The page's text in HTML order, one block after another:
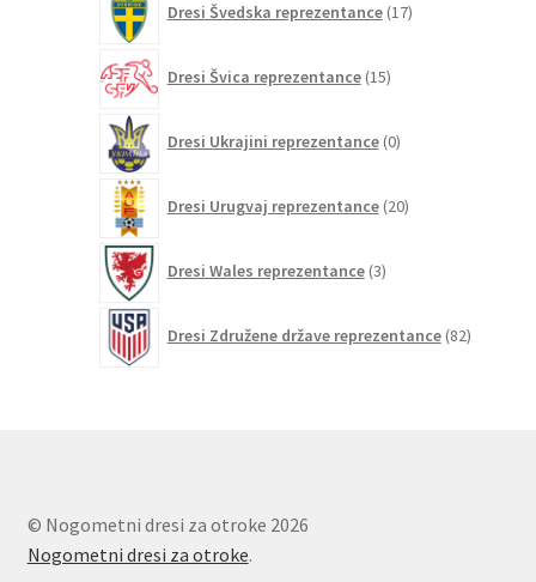
Dresi Švedska reprezentance 17izdelkov
Dresi Švica reprezentance 15izdelkov
Dresi Ukrajini reprezentance 0izdelkov
Dresi Urugvaj reprezentance 20izdelkov
Dresi Wales reprezentance 3izdelki
Dresi Združene države reprezentance 82izdelkov
© Nogometni dresi za otroke 2026
Nogometni dresi za otroke.